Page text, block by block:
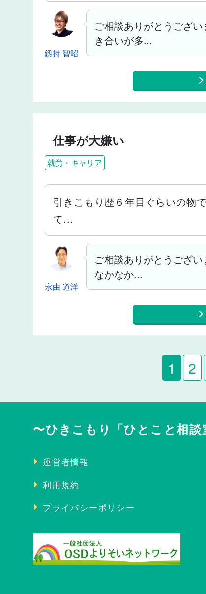
釼持 智昭
ご相談ありがとうござ
き合いが多...
仕事が大嫌い
就労・キャリア
引きこもり歴６年目ぐらいの物
て...
永由 道洋
ご相談ありがとうござ
なかなか...
1 2
〜ひきこもり「ひとこと相談
運営者情報
利用規約
プライバシーポリシー